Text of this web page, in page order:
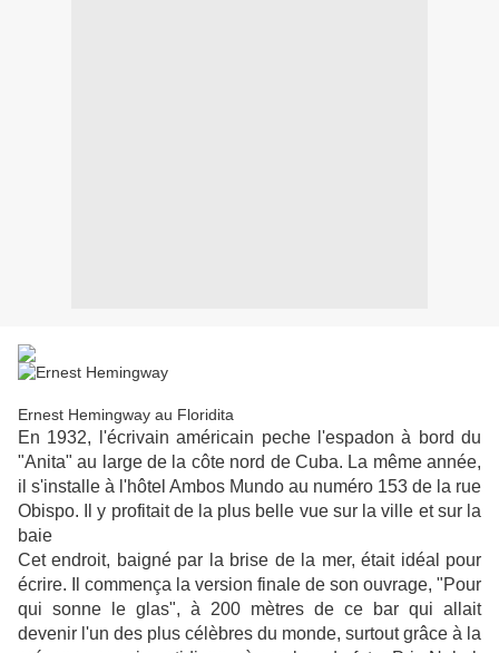
Ernest Hemingway au Floridita
En 1932, l'écrivain américain peche l'espadon à bord du
"Anita" au large de la côte nord de Cuba. La même année,
il s'installe à l'hôtel Ambos Mundo au numéro 153 de la rue
Obispo. Il y profitait de la plus belle vue sur la ville et sur la
baie
Cet endroit, baigné par la brise de la mer, était idéal pour
écrire. Il commença la version finale de son ouvrage, "Pour
qui sonne le glas", à 200 mètres de ce bar qui allait
devenir l'un des plus célèbres du monde, surtout grâce à la